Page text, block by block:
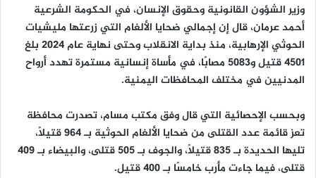
وزير الشؤون القانونية وحقوق الإنسان، في الحكومة الشرعية
أحمد عرمان، قال إن إجمالي ضحايا الألغام التي زرعتها مليشيات
الحوثي الإرهابية، منذ بداية الانقلاب وحتى نهاية عام 2024 بلغ
4501 قتيل و5083 مصابًا، في مأساة إنسانية مستمرة تهدد أرواح
المدنيين في مختلف المحافظات اليمنية.
وبحسب الإحصائية التي قال وفق مكتب مسام، تصدرت محافظة
تعز قائمة عدد القتلى من ضحايا الألغام الحوثية بـ 964 قتيلًا،
تليها الحديدة بـ 835 قتيلًا، والجوف بـ 505 قتلى، والبيضاء بـ 409
قتلى، فيما جاءت مأرب خامسًا بـ 400 قتيل.